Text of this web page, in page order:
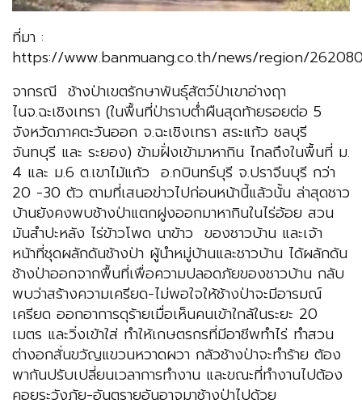
ที่มา :
https://www.banmuang.co.th/news/region/
จากรณี ช้างป่าเขตรักษาพันธุ์สัตว์ป่าเขาอ่างฤา
ไนจ.ฉะเชิงเทรา (ในพื้นที่ป่าราบต่ำผืนสุดท้ายรอยต่อ 5
จังหวัดภาคตะวันออก จ.ฉะเชิงเทรา สระแก้ว ชลบุรี
จันทบุรี และ ระยอง) ข้ามฝั่งเข้ามาหากิน ไกลถึงในพื้นที่ ม.
4 และ ม.6 ต.เขาไม้แก้ว อ.กบินทร์บุรี จ.ปราจีนบุรี กว่า
20 -30 ตัว ตามที่เสนอข่าวไปก่อนหน้านี้แล้วนั้น ล่าสุดชาว
บ้านยังคงพบช้างป่าแตกฝูงออกมาหากินในไร่อ้อย สวน
มันสำปะหลัง ไร่ข้าวโพด นาข้าว ของชาวบ้าน และเจ้า
หน้าที่ชุดผลักดันช้างป่า ผู้นำหมู่บ้านและชาวบ้าน ได้ผลักดัน
ช้างป่าออกจากพื้นที่เพื่อความปลอดภัยของชาวบ้าน กลับ
พบว่าสร้างความเครียด-ไม่พอใจให้ช้างป่าจะมีอารมณ์
เครียด ออกอาการดุร้ายเมื่อเห็นคนเข้าใกล้ในระยะ 20
เมตร และวิ่งเข้าใส่ ทำให้เกษตรกรที่มีอาชีพทำไร่ ทำสวน
ต่างอกสั่นขวัญแขวนหวาดผวา กลัวช้างป่าจะทำร้าย ต้อง
พากันปรับเปลี่ยนเวลาการทำงาน และขณะที่ทำงานไปต้อง
คอยระวังภัย-อันตรายอันอาจมาช้างป่าไปด้วย